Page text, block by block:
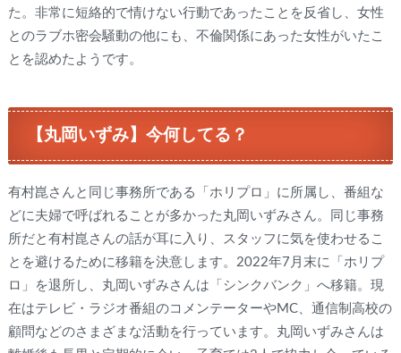
た。非常に短絡的で情けない行動であったことを反省し、女性
とのラブホ密会騒動の他にも、不倫関係にあった女性がいたこ
とを認めたようです。
【丸岡いずみ】今何してる？
有村崑さんと同じ事務所である「ホリプロ」に所属し、番組な
どに夫婦で呼ばれることが多かった丸岡いずみさん。同じ事務
所だと有村崑さんの話が耳に入り、スタッフに気を使わせるこ
とを避けるために移籍を決意します。2022年7月末に「ホリプ
ロ」を退所し、丸岡いずみさんは「シンクバンク」へ移籍。現
在はテレビ・ラジオ番組のコメンテーターやMC、通信制高校の
顧問などのさまざまな活動を行っています。丸岡いずみさんは